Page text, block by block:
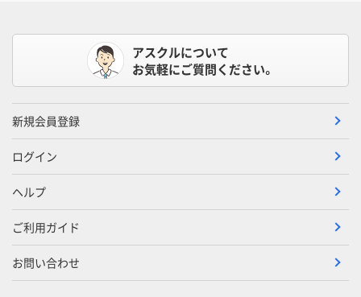
アスクルについて
お気軽にご質問ください。
新規会員登録
ログイン
ヘルプ
ご利用ガイド
お問い合わせ